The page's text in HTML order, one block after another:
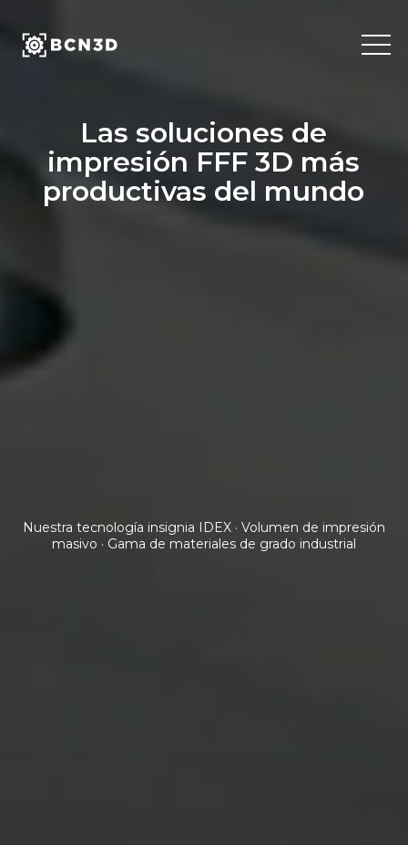
content
Las soluciones de
impresión FFF 3D más
productivas del mundo
Nuestra tecnología insignia IDEX · Volumen de impresión
masivo · Gama de materiales de grado industrial